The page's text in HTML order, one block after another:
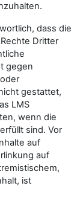
dass die
Dritter
gegen
gestattet,
LMS
wenn die
sind. Vor
auf
auf
ist